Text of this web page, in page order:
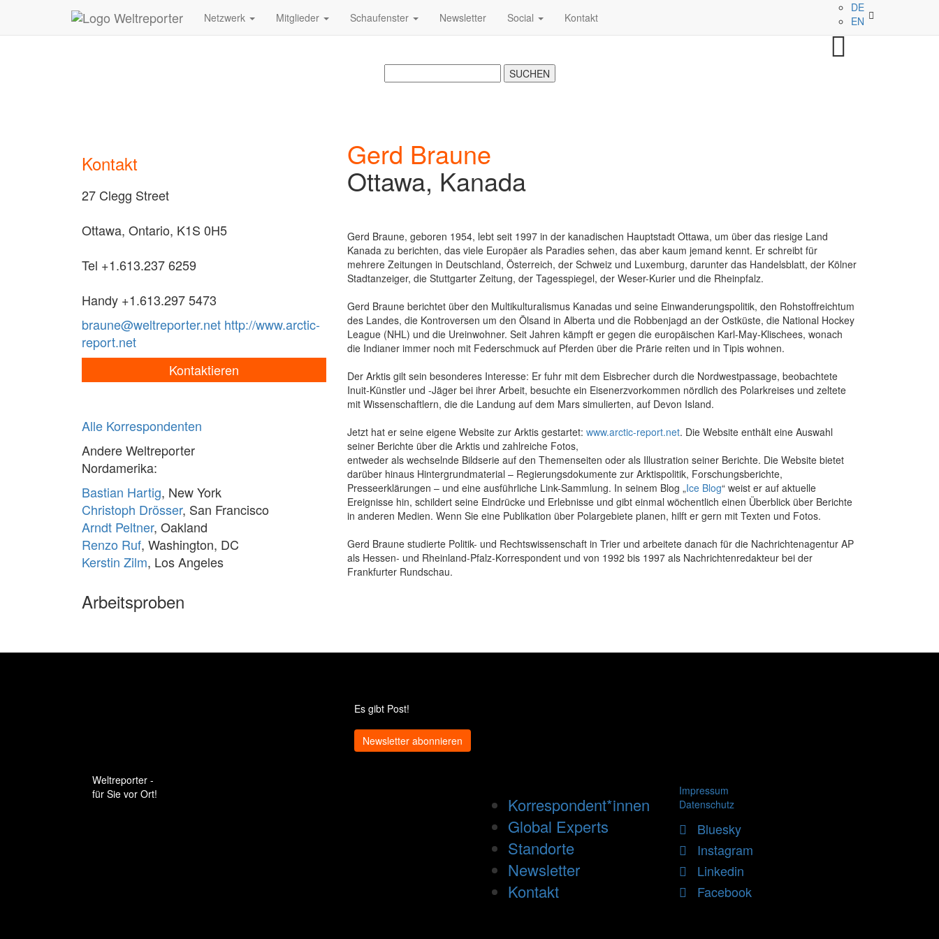
Zum Inhalt springen
Netzwerk Mitglieder Schaufenster Newsletter Social Kontakt
DE
EN
Kontakt
27 Clegg Street
Ottawa, Ontario, K1S 0H5
Tel +1.613.237 6259
Handy +1.613.297 5473
braune@weltreporter.net http://www.arctic-
report.net
Kontaktieren
Alle Korrespondenten
Andere Weltreporter
Nordamerika:
Bastian Hartig, New York
Christoph Drösser, San Francisco
Arndt Peltner, Oakland
Renzo Ruf, Washington, DC
Kerstin Zilm, Los Angeles
Gerd Braune
Ottawa, Kanada
Gerd Braune, geboren 1954, lebt seit 1997 in der kanadischen Hauptstadt Ottawa, um über das riesige Land
Kanada zu berichten, das viele Europäer als Paradies sehen, das aber kaum jemand kennt. Er schreibt für
mehrere Zeitungen in Deutschland, Österreich, der Schweiz und Luxemburg, darunter das Handelsblatt, der Kölner
Stadtanzeiger, die Stuttgarter Zeitung, der Tagesspiegel, der Weser-Kurier und die Rheinpfalz.
Gerd Braune berichtet über den Multikulturalismus Kanadas und seine Einwanderungspolitik, den Rohstoffreichtum
des Landes, die Kontroversen um den Ölsand in Alberta und die Robbenjagd an der Ostküste, die National Hockey
League (NHL) und die Ureinwohner. Seit Jahren kämpft er gegen die europäischen Karl-May-Klischees, wonach
die Indianer immer noch mit Federschmuck auf Pferden über die Prärie reiten und in Tipis wohnen.
Der Arktis gilt sein besonderes Interesse: Er fuhr mit dem Eisbrecher durch die Nordwestpassage, beobachtete
Inuit-Künstler und -Jäger bei ihrer Arbeit, besuchte ein Eisenerzvorkommen nördlich des Polarkreises und zeltete
mit Wissenschaftlern, die die Landung auf dem Mars simulierten, auf Devon Island.
Jetzt hat er seine eigene Website zur Arktis gestartet: www.arctic-report.net. Die Website enthält eine Auswahl
seiner Berichte über die Arktis und zahlreiche Fotos,
entweder als wechselnde Bildserie auf den Themenseiten oder als Illustration seiner Berichte. Die Website bietet
darüber hinaus Hintergrundmaterial – Regierungsdokumente zur Arktispolitik, Forschungsberichte,
Presseerklärungen – und eine ausführliche Link-Sammlung. In seinem Blog „Ice Blog“ weist er auf aktuelle
Ereignisse hin, schildert seine Eindrücke und Erlebnisse und gibt einmal wöchentlich einen Überblick über Berichte
in anderen Medien. Wenn Sie eine Publikation über Polargebiete planen, hilft er gern mit Texten und Fotos.
Gerd Braune studierte Politik- und Rechtswissenschaft in Trier und arbeitete danach für die Nachrichtenagentur AP
als Hessen- und Rheinland-Pfalz-Korrespondent und von 1992 bis 1997 als Nachrichtenredakteur bei der
Frankfurter Rundschau.
Arbeitsproben
Es gibt Post!
Newsletter abonnieren
Weltreporter -
für Sie vor Ort!
Korrespondent*innen
Global Experts
Standorte
Newsletter
Kontakt
Impressum
Datenschutz
Bluesky
Instagram
Linkedin
Facebook